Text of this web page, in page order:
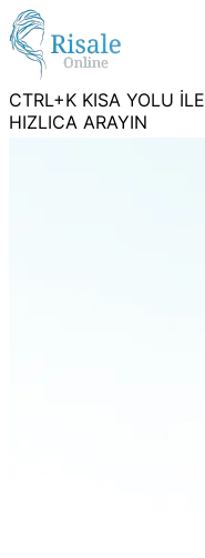
CTRL+K KISA YOLU İLE
HIZLICA ARAYIN